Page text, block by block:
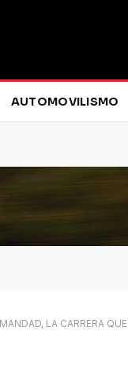
AUTOMOVILISMO
LA CARRERA